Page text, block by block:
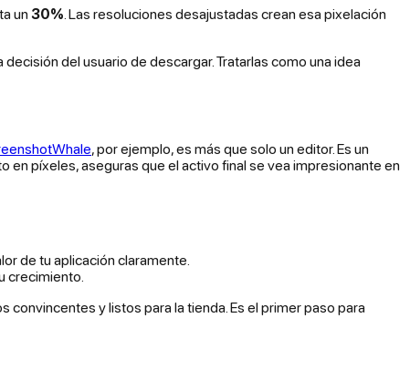
un 30% . Las resoluciones desajustadas crean esa pixelación
del usuario de descargar. Tratarlas como una idea
, por ejemplo, es más que solo un editor. Es un
píxeles, aseguras que el activo final se vea impresionante en
de tu aplicación claramente.
crecimiento.
convincentes y listos para la tienda. Es el primer paso para